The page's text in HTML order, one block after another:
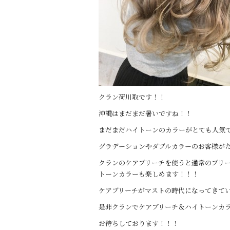
クラン荷川取です！！
沖縄はまだまだ暑いですね！！
まだまだハイトーンのカラーがとても人気
グラデーションやダブルカラーのお客様
クランのケアブリーチを使うと通常のブ
トーンカラーも楽しめます！！！
ケアブリーチがマストの時代になってきて
是非クランでケアブリーチ＆ハイトーンカ
お待ちしております！！！